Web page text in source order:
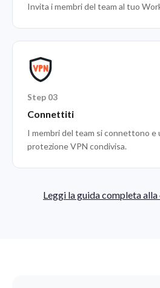
Invita i membri del team al tuo
Step 03
Connettiti
I membri del team si connettono e
protezione VPN condivisa.
Leggi la guida completa